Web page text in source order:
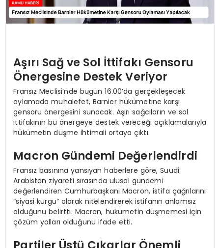
Aşırı Sağ ve Sol İttifakı Gensoru
Önergesine Destek Veriyor
Fransız Meclisi’nde bugün 16.00’da gerçekleşecek
oylamada muhalefet, Barnier hükümetine karşı
gensoru önergesini sunacak. Aşırı sağcıların ve sol
ittifakının bu önergeye destek vereceği açıklamalarıyla
hükümetin düşme ihtimali ortaya çıktı.
Macron Gündemi Değerlendirdi
Fransız basınına yansıyan haberlere göre, Suudi
Arabistan ziyareti sırasında ulusal gündemi
değerlendiren Cumhurbaşkanı Macron, istifa çağrılarını
“siyasi kurgu” olarak nitelendirerek istifanın anlamsız
olduğunu belirtti. Macron, hükümetin düşmemesi için
çözüm yolları olduğunu ifade etti.